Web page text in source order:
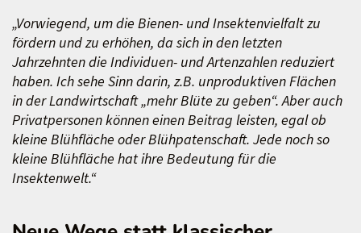
„Vorwiegend, um die Bienen- und Insektenvielfalt zu
fördern und zu erhöhen, da sich in den letzten
Jahrzehnten die Individuen- und Artenzahlen reduziert
haben. Ich sehe Sinn darin, z.B. unproduktiven Flächen
in der Landwirtschaft „mehr Blüte zu geben“. Aber auch
Privatpersonen können einen Beitrag leisten, egal ob
kleine Blühfläche oder Blühpatenschaft. Jede noch so
kleine Blühfläche hat ihre Bedeutung für die
Insektenwelt.“